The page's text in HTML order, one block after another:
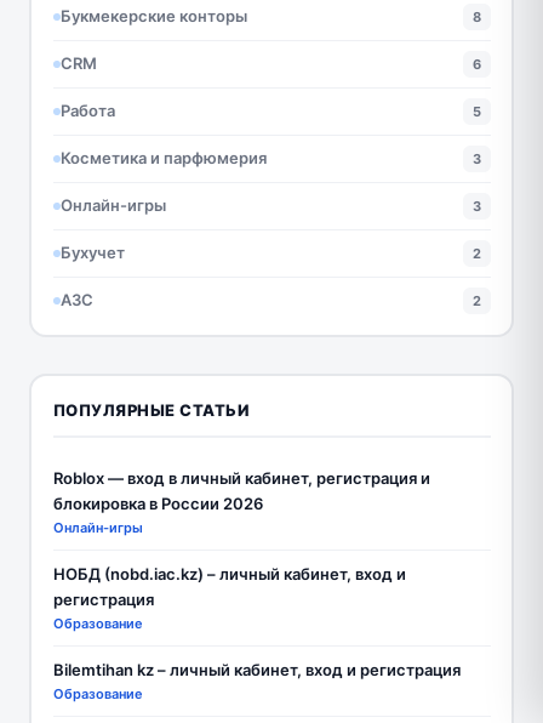
Букмекерские конторы 8
CRM 6
Работа 5
Косметика и парфюмерия 3
Онлайн-игры 3
Бухучет 2
АЗС 2
ПОПУЛЯРНЫЕ СТАТЬИ
Roblox — вход в личный кабинет, регистрация и
блокировка в России 2026
Онлайн-игры
НОБД (nobd.iac.kz) – личный кабинет, вход и
регистрация
Образование
Bilemtihan kz – личный кабинет, вход и регистрация
Образование